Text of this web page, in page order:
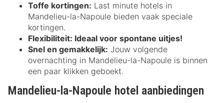
Toffe kortingen: Last minute hotels in
Mandelieu-la-Napoule bieden vaak speciale
kortingen.
Flexibiliteit: Ideaal voor spontane uitjes!
Snel en gemakkelijk: Jouw volgende
overnachting in Mandelieu-la-Napoule is binnen
een paar klikken geboekt.
Mandelieu-la-Napoule hotel aanbiedingen